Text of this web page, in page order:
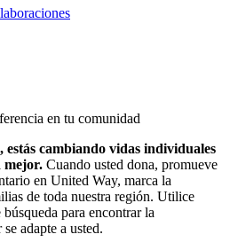
en tu comunidad
estás cambiando vidas individuales
mejor. Cuando usted dona, promueve
en United Way, marca la
de toda nuestra región. Utilice
para encontrar la
adapte a usted.